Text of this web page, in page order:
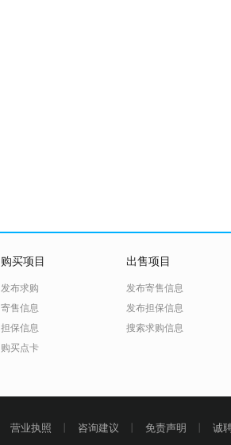
购买项目
发布求购
寄售信息
担保信息
购买点卡
出售项目
发布寄售信息
发布担保信息
搜索求购信息
营业执照 咨询建议 免责声明 诚